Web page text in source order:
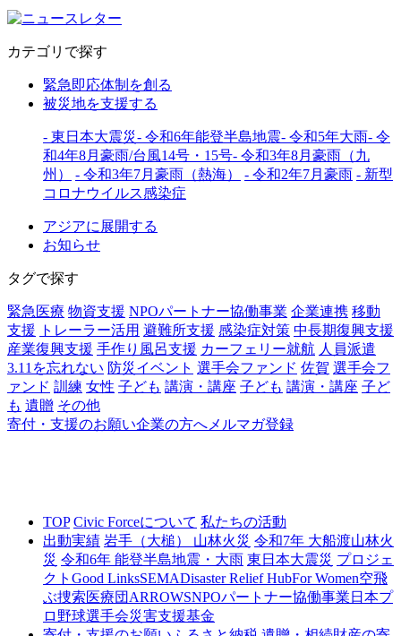
カテゴリで探す
緊急即応体制を創る
被災地を支援する
- 東日本大震災- 令和6年能登半島地震- 令和5年大雨- 令
和4年8月豪雨/台風14号・15号- 令和3年8月豪雨（九
州）
- 令和3年7月豪雨（熱海） - 令和2年7月豪雨 - 新型
コロナウイルス感染症
アジアに展開する
お知らせ
タグで探す
緊急医療 物資支援 NPOパートナー協働事業 企業連携 移動
支援
トレーラー活用 避難所支援 感染症対策 中長期復興支援
産業復興支援 手作り風呂支援 カーフェリー就航 人員派遣
3.11を忘れない 防災イベント 選手会ファンド 佐賀 選手会フ
ァンド 訓練 女性 子ども 講演・講座 子ども 講演・講座 子ど
も 遺贈 その他
寄付・支援のお願い企業の方へ メルマガ登録
TOP Civic Forceについて 私たちの活動
出動実績 岩手（大槌） 山林火災 令和7年 大船渡山林火
災 令和6年 能登半島地震・大雨 東日本大震災 プロジェ
クト Good LinksSEMADisaster Relief HubFor Women空飛
ぶ捜索医療団ARROWSNPOパートナー協働事業 日本プ
ロ野球選手会災害支援基金